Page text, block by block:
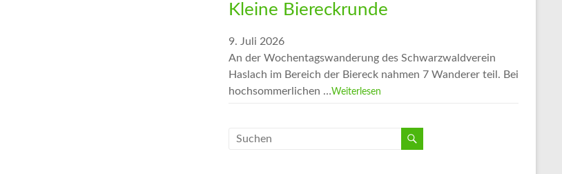
Kleine Biereckrunde
9. Juli 2026
An der Wochentagswanderung des Schwarzwaldverein
Haslach im Bereich der Biereck nahmen 7 Wanderer teil. Bei
hochsommerlichen …Weiterlesen